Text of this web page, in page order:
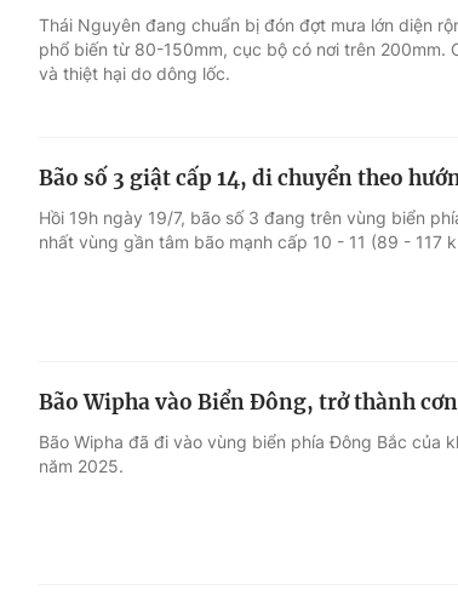
Thái Nguyên đang chuẩn bị đón đợt mưa lớn diện
phổ biến từ 80-150mm, cục bộ có nơi trên 200mm.
và thiệt hại do dông lốc.
Bão số 3 giật cấp 14, di chuyển theo
Hồi 19h ngày 19/7, bão số 3 đang trên vùng biển
nhất vùng gần tâm bão mạnh cấp 10 - 11 (89 - 117
Bão Wipha vào Biển Đông, trở thành
Bão Wipha đã đi vào vùng biển phía Đông Bắc của
năm 2025.